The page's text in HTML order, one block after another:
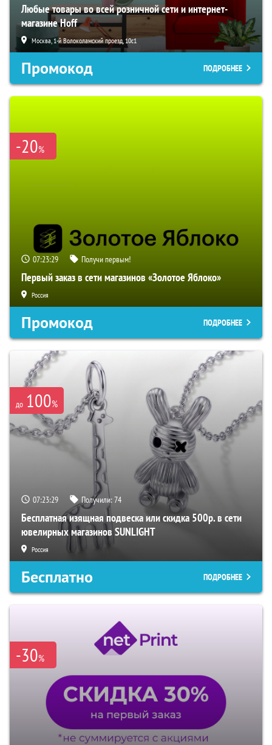
Любые товары во всей розничной сети и интернет-
магазине Hoff
Москва, 1-й Волоколамский проезд, 10с1
Промокод ПОДРОБНЕЕ
-20%
07:23:28 Получи первым!
Первый заказ в сети магазинов «Золотое Яблоко»
Россия
Промокод ПОДРОБНЕЕ
до 100%
07:23:28 Получили:74
Бесплатная изящная подвеска или скидка 500р. в сети
ювелирных магазинов SUNLIGHT
Россия
Бесплатно ПОДРОБНЕЕ
-30%